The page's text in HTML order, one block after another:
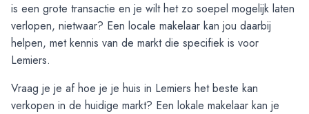
is een grote transactie en je wilt het zo soepel mogelijk laten
verlopen, nietwaar? Een locale makelaar kan jou daarbij
helpen, met kennis van de markt die specifiek is voor
Lemiers.
Vraag je je af hoe je je huis in Lemiers het beste kan
verkopen in de huidige markt? Een lokale makelaar kan je